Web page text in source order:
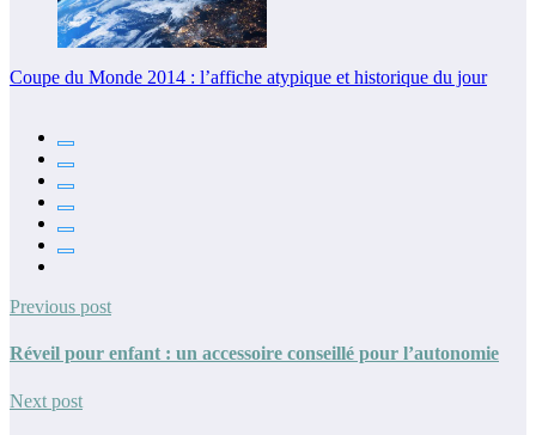
Coupe du Monde 2014 : l’affiche atypique et historique du jour
Previous post
Réveil pour enfant : un accessoire conseillé pour l’autonomie
Next post